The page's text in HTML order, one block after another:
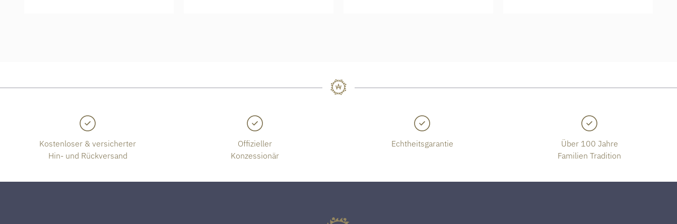
Kostenloser & versicherter
Hin- und Rückversand
Offizieller
Konzessionär
Echtheitsgarantie
Über 100 Jahre
Familien Tradition